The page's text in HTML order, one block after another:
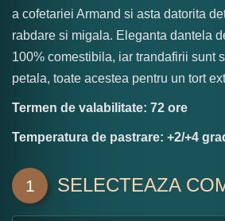
a cofetariei Armand si asta datorita
rabdare si migala. Eleganta dantela
100% comestibila, iar trandafirii sunt
petala, toate acestea pentru un tort
Termen de valabilitate: 72 ore
Temperatura de pastrare: +2/+4
1 SELECTEAZA